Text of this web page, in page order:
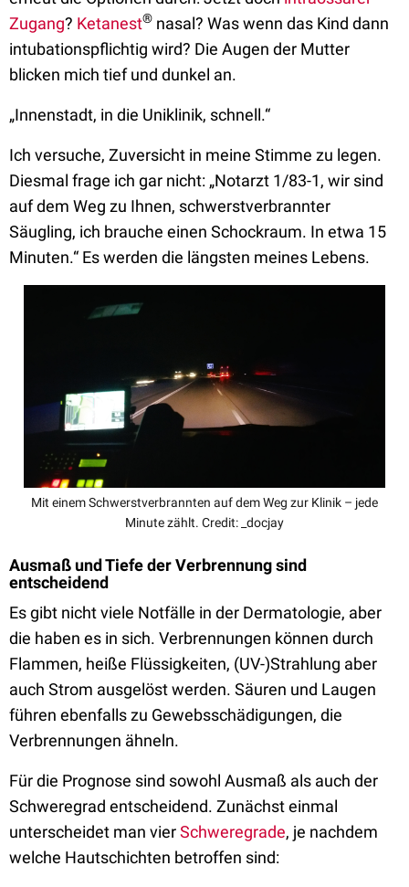
Zugang? Ketanest® nasal? Was wenn das Kind dann
intubationspflichtig wird? Die Augen der Mutter
blicken mich tief und dunkel an.
„Innenstadt, in die Uniklinik, schnell.“
Ich versuche, Zuversicht in meine Stimme zu legen.
Diesmal frage ich gar nicht: „Notarzt 1/83-1, wir sind
auf dem Weg zu Ihnen, schwerstverbrannter
Säugling, ich brauche einen Schockraum. In etwa 15
Minuten.“ Es werden die längsten meines Lebens.
Mit einem Schwerstverbrannten auf dem Weg zur Klinik – jede
Minute zählt. Credit: _docjay
Ausmaß und Tiefe der Verbrennung sind
entscheidend
Es gibt nicht viele Notfälle in der Dermatologie, aber
die haben es in sich. Verbrennungen können durch
Flammen, heiße Flüssigkeiten, (UV-)Strahlung aber
auch Strom ausgelöst werden. Säuren und Laugen
führen ebenfalls zu Gewebsschädigungen, die
Verbrennungen ähneln.
Für die Prognose sind sowohl Ausmaß als auch der
Schweregrad entscheidend. Zunächst einmal
unterscheidet man vierSchweregrade, je nachdem
welche Hautschichten betroffen sind: